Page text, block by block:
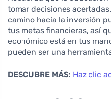
tomar decisiones
camino hacia la inversión
tus metas financieras, así
económico está en tus
pueden ser una
DESCUBRE MÁS: Haz clic